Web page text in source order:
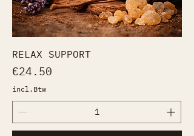
RELAX SUPPORT
Prijs
€24.50
incl.Btw